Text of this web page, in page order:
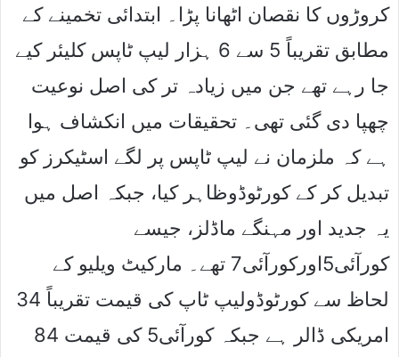
کروڑوں کا نقصان اٹھانا پڑا۔ ابتدائی تخمینے کے
مطابق تقریباً 5 سے 6 ہزار لیپ ٹاپس کلیئر کیے
جا رہے تھے جن میں زیادہ تر کی اصل نوعیت
چھپا دی گئی تھی۔ تحقیقات میں انکشاف ہوا
ہے کہ ملزمان نے لیپ ٹاپس پر لگے اسٹیکرز کو
تبدیل کر کے کورٹوڈوظاہر کیا، جبکہ اصل میں
یہ جدید اور مہنگے ماڈلز، جیسے
کورآئی5اورکورآئی7 تھے۔ مارکیٹ ویلیو کے
لحاظ سے کورٹوڈولیپ ٹاپ کی قیمت تقریباً 34
امریکی ڈالر ہے جبکہ کورآئی5 کی قیمت 84